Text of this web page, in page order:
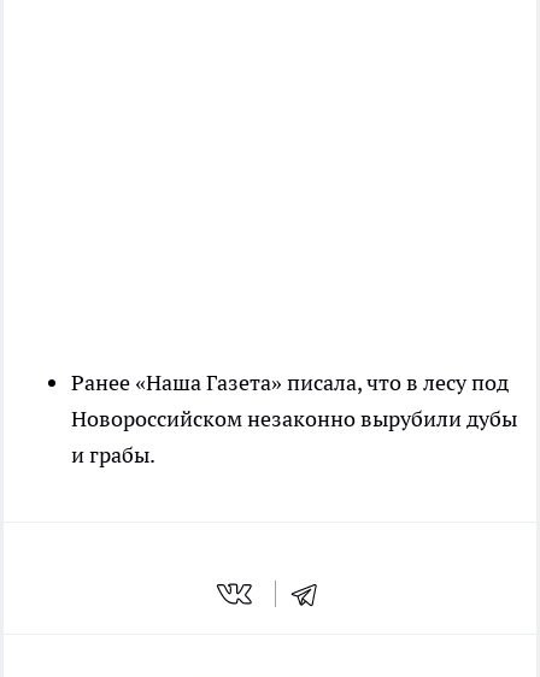
Ранее «Наша Газета» писала, что в лесу под
Новороссийском незаконно вырубили дубы
и грабы.